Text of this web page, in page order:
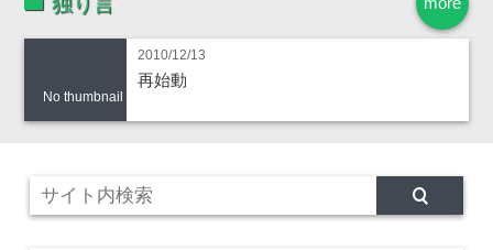
No thumbnail
2010/12/13
再始動